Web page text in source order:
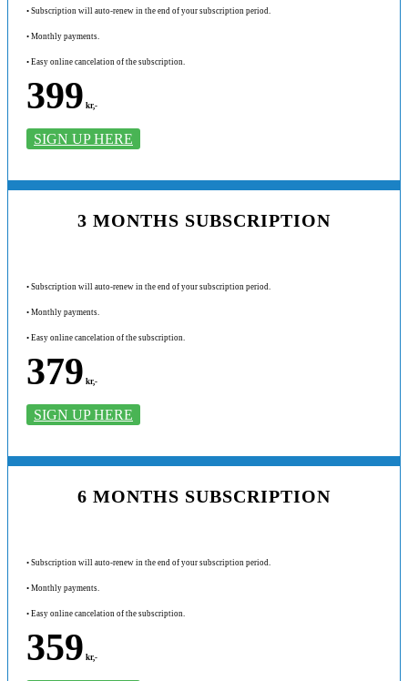
• Subscription will auto-renew in the end of your subscription period.
• Monthly payments.
• Easy online cancelation of the subscription.
399 kr,-
SIGN UP HERE
3 MONTHS SUBSCRIPTION
• Subscription will auto-renew in the end of your subscription period.
• Monthly payments.
• Easy online cancelation of the subscription.
379 kr,-
SIGN UP HERE
6 MONTHS SUBSCRIPTION
• Subscription will auto-renew in the end of your subscription period.
• Monthly payments.
• Easy online cancelation of the subscription.
359 kr,-